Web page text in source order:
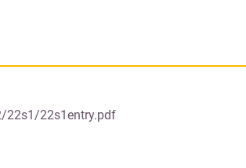
22s1/22s1entry.pdf